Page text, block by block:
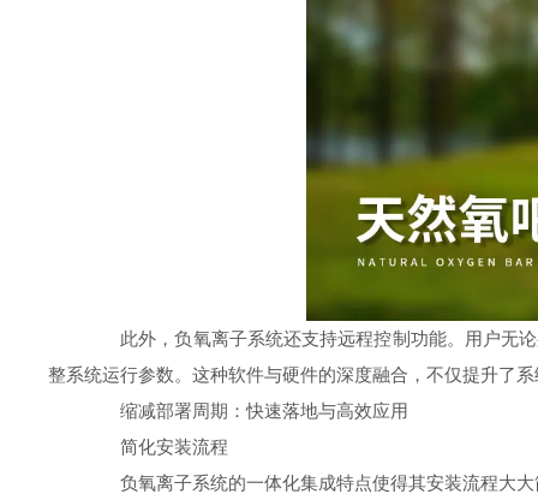
此外，负氧离子系统还支持远程控制功能。用户无论
整系统运行参数。这种软件与硬件的深度融合，不仅提升了
缩减部署周期：快速落地与高效应用
简化安装流程
负氧离子系统的一体化集成特点使得其安装流程大大